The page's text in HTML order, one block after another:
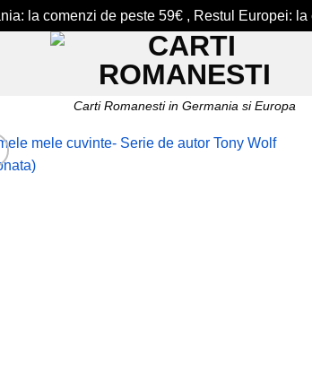
la comenzi de peste 59€ , Restul Europei:
Carti Romanesti in Germania si Europa